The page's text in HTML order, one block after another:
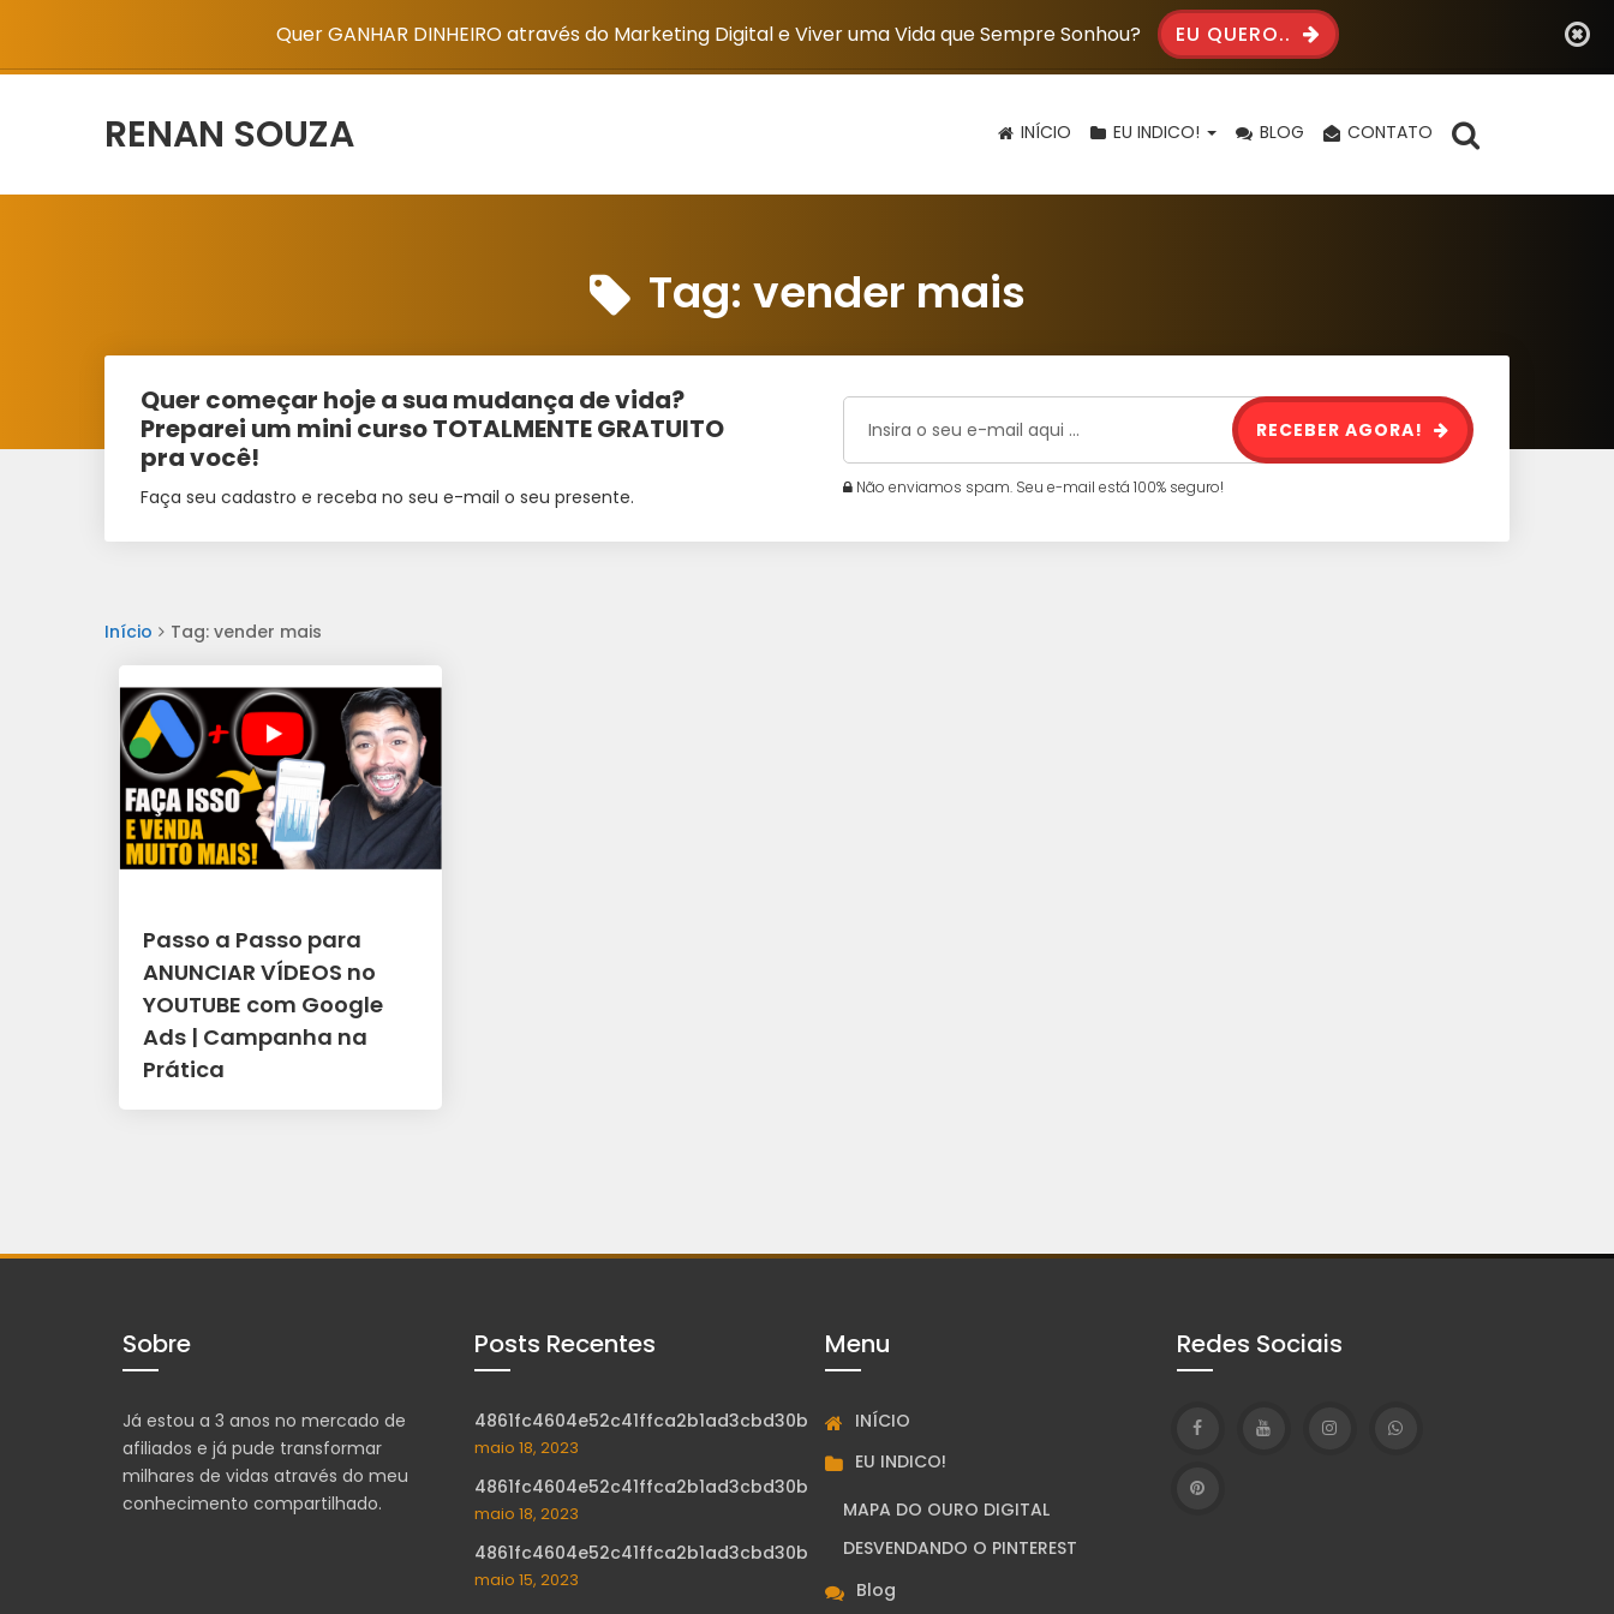
Quer GANHAR DINHEIRO através do Marketing Digital e Viver uma Vida que Sempre Sonhou? EU QUERO..
RENAN SOUZA INÍCIO EU INDICO! BLOG CONTATO
Tag: vender mais
Quer começar hoje a sua mudança de vida?
Preparei um mini curso TOTALMENTE GRATUITO
pra você!
Faça seu cadastro e receba no seu e-mail o seu presente. Não enviamos spam. Seu e-mail está 100% seguro!
RECEBER AGORA!
Início Tag: vender mais
Passo a Passo para
ANUNCIAR VÍDEOS no
YOUTUBE com Google
Ads | Campanha na
Prática
Sobre
Já estou a 3 anos no mercado de
afiliados e já pude transformar
milhares de vidas através do meu
conhecimento compartilhado.
Posts Recentes
4861fc4604e52c41ffca2b1ad3cbd30b
maio 18, 2023
4861fc4604e52c41ffca2b1ad3cbd30b
maio 18, 2023
4861fc4604e52c41ffca2b1ad3cbd30b
maio 15, 2023
Menu
INÍCIO
EU INDICO!
MAPA DO OURO DIGITAL
DESVENDANDO O PINTEREST
Blog
Redes Sociais